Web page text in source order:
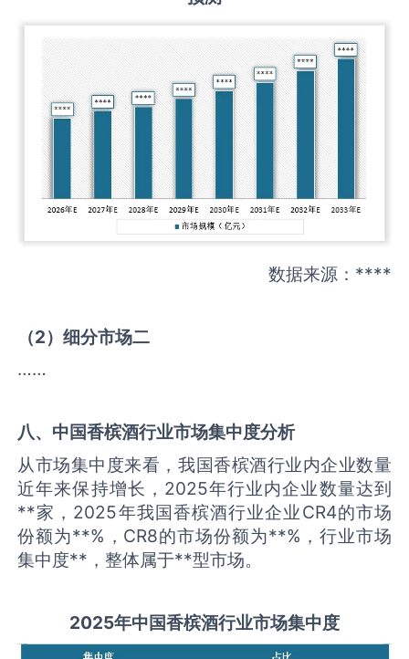
数据来源：****
（2）细分市场二
……
八、中国香槟酒行业市场集中度分析
从市场集中度来看，我国香槟酒行业内企业数量
近年来保持增长，2025年行业内企业数量达到
**家，2025年我国香槟酒行业企业CR4的市场
份额为**%，CR8的市场份额为**%，行业市场
集中度**，整体属于**型市场。
2025年中国香槟酒行业市场集中度